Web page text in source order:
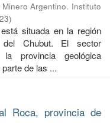
Argentino. Instituto
)
situada en la región
del Chubut. El sector
provincia geológica
de las ...
Roca, provincia de